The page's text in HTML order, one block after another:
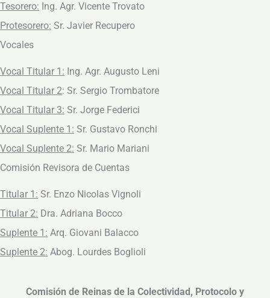
Tesorero: Ing. Agr. Vicente Trovato
Protesorero: Sr. Javier Recupero
Vocales
Vocal Titular 1: Ing. Agr. Augusto Leni
Vocal Titular 2: Sr. Sergio Trombatore
Vocal Titular 3: Sr. Jorge Federici
Vocal Suplente 1: Sr. Gustavo Ronchi
Vocal Suplente 2: Sr. Mario Mariani
Comisión Revisora de Cuentas
Titular 1: Sr. Enzo Nicolas Vignoli
Titular 2: Dra. Adriana Bocco
Suplente 1: Arq. Giovani Balacco
Suplente 2: Abog. Lourdes Boglioli
Comisión de Reinas de la Colectividad, Protocolo y